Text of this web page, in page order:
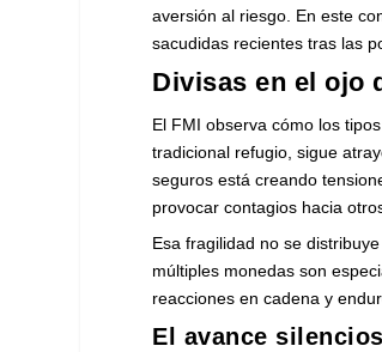
aversión al riesgo. En este
sacudidas recientes tras las
Divisas en el ojo
El FMI observa cómo los
tradicional refugio, sigue
seguros está creando
provocar contagios hacia
Esa fragilidad no se
múltiples monedas son
reacciones en cadena y
El avance